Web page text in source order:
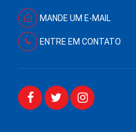
MANDE UM E-MAIL
ENTRE EM CONTATO